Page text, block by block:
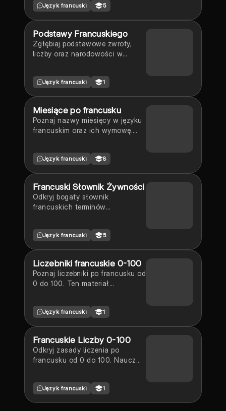
pomarańczowy, żółty i wiele
innych, wraz z ich
Idealne dla uczniów uczących
się francuskiego.
Język francuski 5
Podstawy Francuskiego
Zgłębiaj podstawowe zwroty,
liczby oraz narodowości w
wiek, oraz zasady dotyczące
rodzajów gramatycznych.
chcą szybko przyswoić kluczowe
słownictwo i zwroty. Typ:
streszczenie.
Język francuski 1
Miesiące po francusku
Poznaj nazwy miesięcy w języku
francuskim oraz ich wymowę.
urodzin. Idealne dla uczniów
uczących się francuskiego. Typ:
Język francuski 8
Francuski Słownik Żywności
Odkryj bogaty słownik
francuskich terminów
potrawy. Idealne dla uczniów
uczących się francuskiego
jedzeniem. Zawiera kluczowe
pojęcia dotyczące francuskiej
kuchni oraz różnorodnych
Język francuski 5
Liczebniki francuskie 0-100
Poznaj liczebniki po francusku od
0 do 100. Ten materiał
przykłady użycia. Idealny dla
uczniów uczących się języka
Język francuski 1
Francuskie Liczby 0-100
Odkryj zasady liczenia po
francusku od 0 do 100. Naucz
zasady dotyczące liczb
złożonych. Idealne dla uczniów
Język francuski 1